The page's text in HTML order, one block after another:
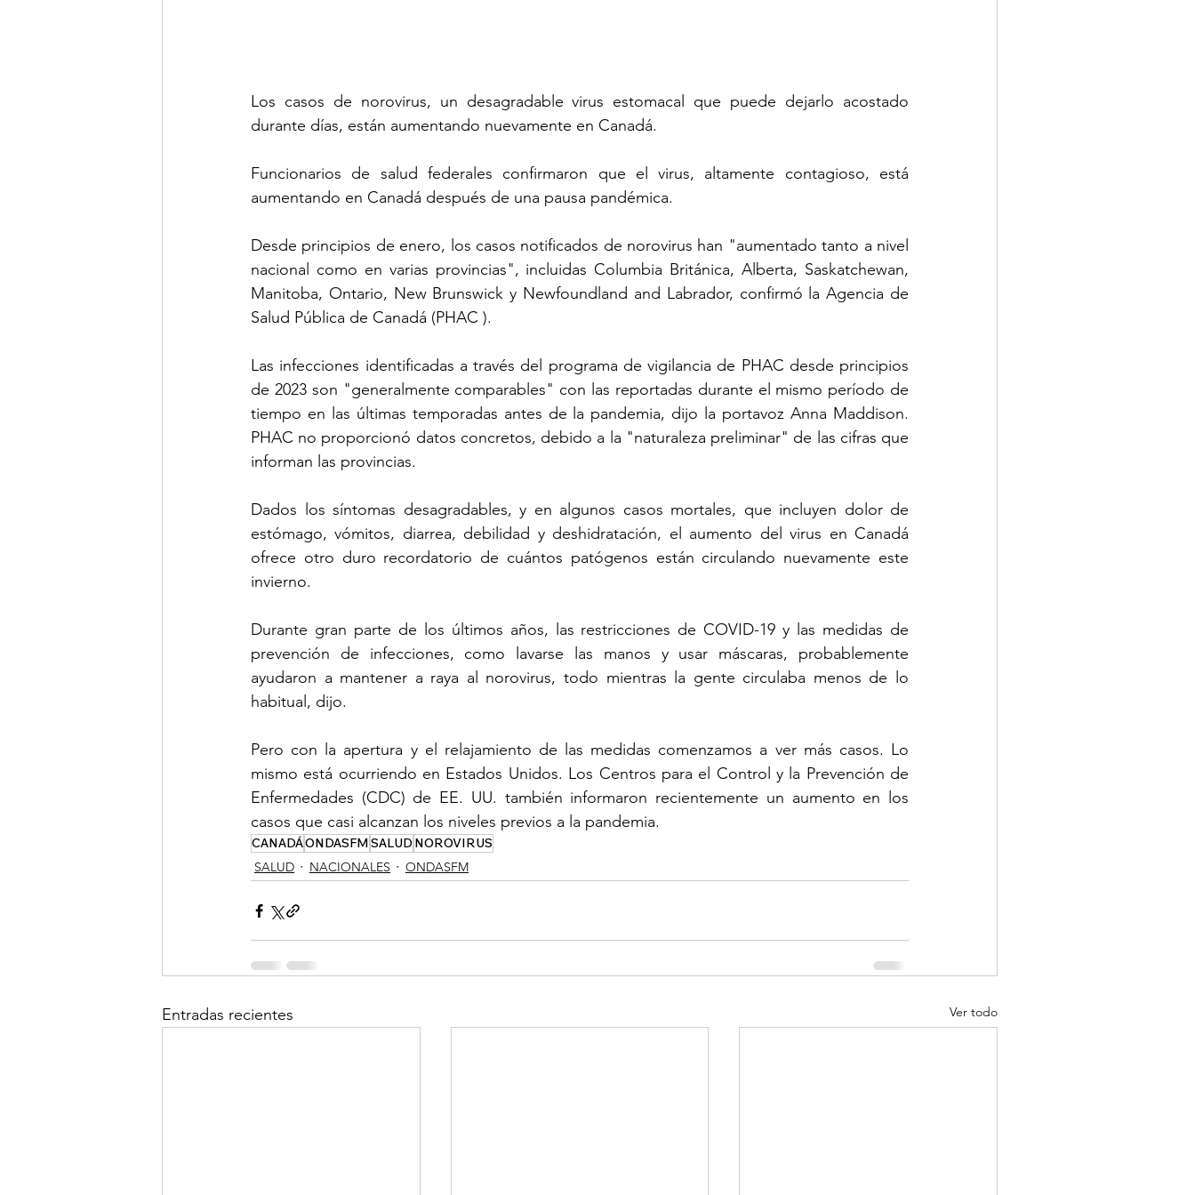
Los casos de norovirus, un desagradable virus estomacal que puede dejarlo acostado
durante días, están aumentando nuevamente en Canadá.
Funcionarios de salud federales confirmaron que el virus, altamente contagioso, está
aumentando en Canadá después de una pausa pandémica.
Desde principios de enero, los casos notificados de norovirus han "aumentado tanto a nivel
nacional como en varias provincias", incluidas Columbia Británica, Alberta, Saskatchewan,
Manitoba, Ontario, New Brunswick y Newfoundland and Labrador, confirmó la Agencia de
Salud Pública de Canadá (PHAC ).
Las infecciones identificadas a través del programa de vigilancia de PHAC desde principios
de 2023 son "generalmente comparables" con las reportadas durante el mismo período de
tiempo en las últimas temporadas antes de la pandemia, dijo la portavoz Anna Maddison.
PHAC no proporcionó datos concretos, debido a la "naturaleza preliminar" de las cifras que
informan las provincias.
Dados los síntomas desagradables, y en algunos casos mortales, que incluyen dolor de
estómago, vómitos, diarrea, debilidad y deshidratación, el aumento del virus en Canadá
ofrece otro duro recordatorio de cuántos patógenos están circulando nuevamente este
invierno.
Durante gran parte de los últimos años, las restricciones de COVID-19 y las medidas de
prevención de infecciones, como lavarse las manos y usar máscaras, probablemente
ayudaron a mantener a raya al norovirus, todo mientras la gente circulaba menos de lo
habitual, dijo.
Pero con la apertura y el relajamiento de las medidas comenzamos a ver más casos. Lo
mismo está ocurriendo en Estados Unidos. Los Centros para el Control y la Prevención de
Enfermedades (CDC) de EE. UU. también informaron recientemente un aumento en los
casos que casi alcanzan los niveles previos a la pandemia.
CANADÁONDASFMSALUD NOROVIRUS
SALUD
NACIONALES ONDASFM
Entradas recientes Ver todo